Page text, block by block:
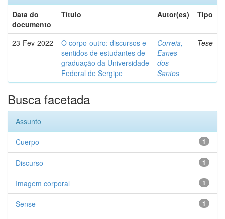
Data do
documento
Título Autor(es) Tipo
23-Fev-2022
O corpo-outro: discursos e
sentidos de estudantes de
graduação da Universidade
Federal de Sergipe
Correia,
Eanes
dos
Santos
Tese
Busca facetada
Assunto
1
Cuerpo
1
Discurso
1
Imagem corporal
1
Sense